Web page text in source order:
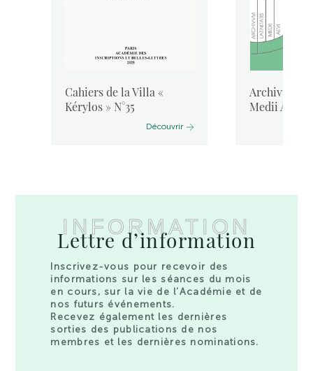
Cahiers de la Villa «
Kérylos » N°35
Découvrir
Archivum
Medii Aevi,
INFORMATION
Lettre d’information
Inscrivez-vous pour recevoir des
informations sur les séances du mois
en cours, sur la vie de l’Académie et de
nos futurs événements.
Recevez également les dernières
sorties des publications de nos
membres et les dernières nominations.